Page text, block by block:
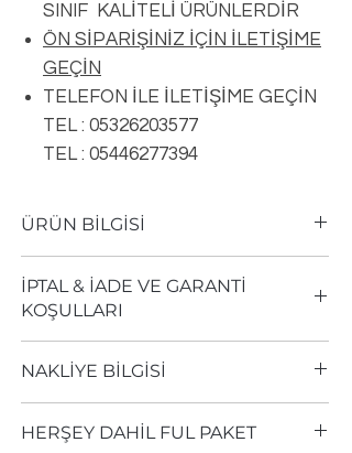
SINIF KALİTELİ ÜRÜNLERDİR
ÖN SİPARİŞİNİZ İÇİN İLETİŞİME
GEÇİN
TELEFON İLE İLETİŞİME GEÇİN
TEL : 05326203577
TEL : 05446277394
ÜRÜN BİLGİSİ
FU004
Boyutlar197 x 1205 mm
Kalınlıklar8 mm
DekorAhşap-Meşe
PahDerzli
İPTAL & İADE VE GARANTİ
KOŞULLARI
garantisi altındadır.
Almış olduğunuz ürününü ambalajını
açmadan, tahrip etmeden, bozmadan,
NAKLİYE BİLGİSİ
düşündüğünüz paketleri teslim aldığınız
HERŞEY DAHİL FUL PAKET